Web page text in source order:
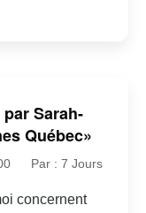
Sarah-
Québec»
Par : 7 Jours
concernent